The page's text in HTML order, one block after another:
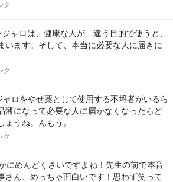
ク
ジャロは、健康な人が、違う目的で使うと、
います。そして、本当に必要な人に届きに
ク
ャロをやせ薬として使用する不埒者がいるら
薄になって必要な人に届かなくなったらど
ょうね。んもう。
ク
にめんどくさいですよね！先生の前で本音
さん、めっちゃ面白いです！思わず笑って